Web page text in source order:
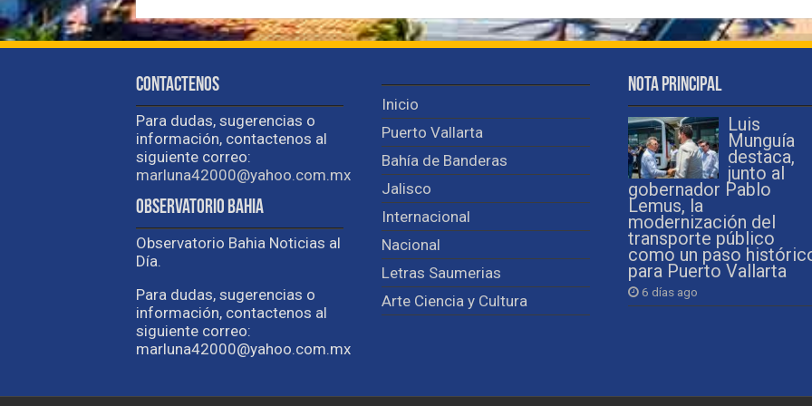
Contactenos
Para dudas, sugerencias o
información, contactenos al
siguiente correo:
marluna42000@yahoo.com.mx
Observatorio Bahia
Observatorio Bahia Noticias al
Día.
Para dudas, sugerencias o
información, contactenos al
siguiente correo:
marluna42000@yahoo.com.mx
Inicio
Puerto Vallarta
Bahía de Banderas
Jalisco
Internacional
Nacional
Letras Saumerias
Arte Ciencia y Cultura
Nota Principal
Luis
Munguía
destaca,
junto al
gobernador Pablo
Lemus, la
modernización del
transporte público
como un paso
para Puerto Vallarta
6 días ago